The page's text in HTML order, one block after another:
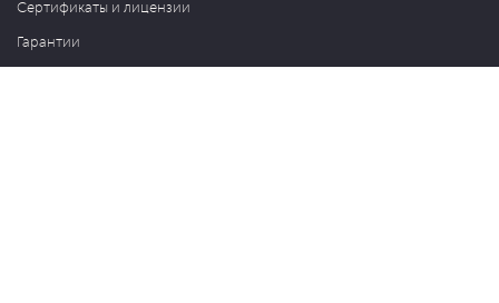
Сертификаты и лицензии
Гарантии